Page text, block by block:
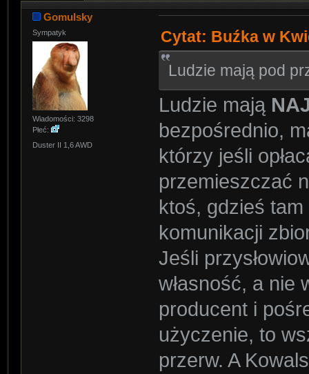
Gomulsky
Sympatyk
Wiadomości: 3298
Płeć:
Duster II 1,6 AWD
Cytat: Buźka w
Ludzie mają pod
Ludzie mają
bezpośrednio,
którzy jeśli
przemieszczać
ktoś, gdzieś
komunikacji
Jeśli
własność, a nie
producent i
użyczenie, to
przerw. A